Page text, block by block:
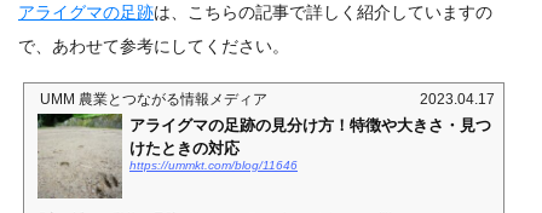
アライグマの足跡は、こちらの記事で詳しく紹介していますの
で、あわせて参考にしてください。
UMM 農業とつながる情報メディア 2023.04.17
アライグマの足跡の見分け方！特徴や大きさ・見つ
けたときの対応
https://ummkt.com/blog/11646